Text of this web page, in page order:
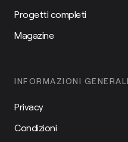
Progetti completi
Magazine
INFORMAZIONI GENERALI
Privacy
Condizioni